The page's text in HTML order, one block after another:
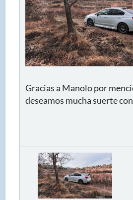
Gracias a Manolo por
deseamos mucha suerte